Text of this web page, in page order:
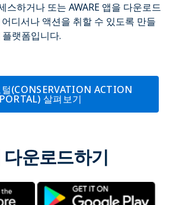
스하거나 또는 AWARE 앱을 다운로드
디서나 액션을 취할 수 있도록 만들
랫폼입니다.
(CONSERVATION ACTION
PORTAL) 살펴보기
운로드하기